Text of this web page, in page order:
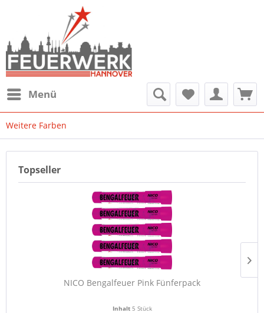
Menü
Weitere Farben
Topseller
NICO Bengalfeuer Pink Fünferpack
Inhalt 5 Stück